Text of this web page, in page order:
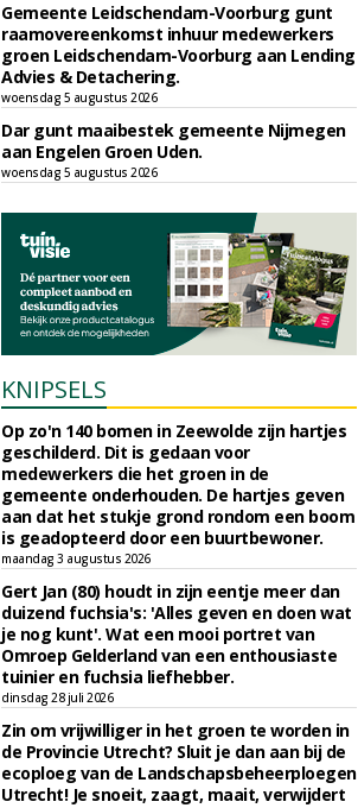
Gemeente Leidschendam-Voorburg gunt
raamovereenkomst inhuur medewerkers
groen Leidschendam-Voorburg aan Lending
Advies & Detachering.
woensdag 5 augustus 2026
Dar gunt maaibestek gemeente Nijmegen
aan Engelen Groen Uden.
woensdag 5 augustus 2026
KNIPSELS
Op zo'n 140 bomen in Zeewolde zijn hartjes
geschilderd. Dit is gedaan voor
medewerkers die het groen in de
gemeente onderhouden. De hartjes geven
aan dat het stukje grond rondom een boom
is geadopteerd door een buurtbewoner.
maandag 3 augustus 2026
Gert Jan (80) houdt in zijn eentje meer dan
duizend fuchsia's: 'Alles geven en doen wat
je nog kunt'. Wat een mooi portret van
Omroep Gelderland van een enthousiaste
tuinier en fuchsia liefhebber.
dinsdag 28 juli 2026
Zin om vrijwilliger in het groen te worden in
de Provincie Utrecht? Sluit je dan aan bij de
ecoploeg van de Landschapsbeheerploegen
Utrecht! Je snoeit, zaagt, maait, verwijdert